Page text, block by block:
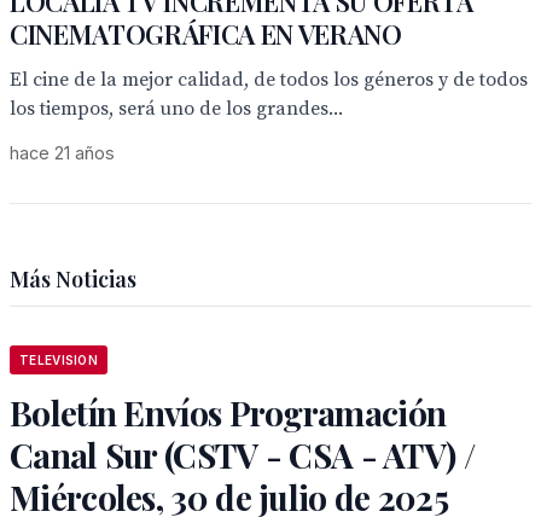
CINEMATOGRÁFICA EN VERANO
El cine de la mejor calidad, de todos los géneros y de todos
los tiempos, será uno de los grandes...
hace 21 años
Más Noticias
TELEVISION
Boletín Envíos Programación
Canal Sur (CSTV - CSA - ATV) /
Miércoles, 30 de julio de 2025